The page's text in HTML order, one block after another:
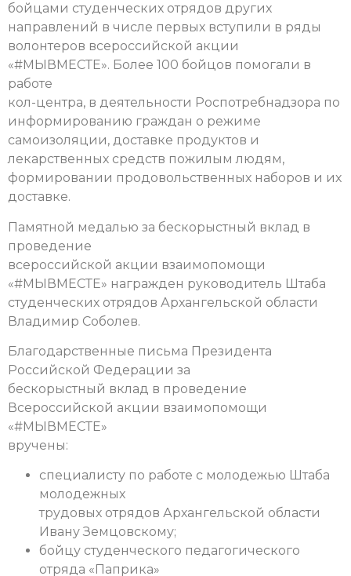
бойцами студенческих отрядов других
направлений в числе первых вступили в ряды
волонтеров всероссийской акции
«#МЫВМЕСТЕ». Более 100 бойцов помогали в
работе
кол-центра, в деятельности Роспотребнадзора по
информированию граждан о режиме
самоизоляции, доставке продуктов и
лекарственных средств пожилым людям,
формировании продовольственных наборов и их
доставке.
Памятной медалью за бескорыстный вклад в
проведение
всероссийской акции взаимопомощи
«#МЫВМЕСТЕ» награжден руководитель Штаба
студенческих отрядов Архангельской области
Владимир Соболев.
Благодарственные письма Президента
Российской Федерации за
бескорыстный вклад в проведение
Всероссийской акции взаимопомощи
«#МЫВМЕСТЕ»
вручены:
специалисту по работе с молодежью Штаба
молодежных
трудовых отрядов Архангельской области
Ивану Земцовскому;
бойцу студенческого педагогического
отряда «Паприка»